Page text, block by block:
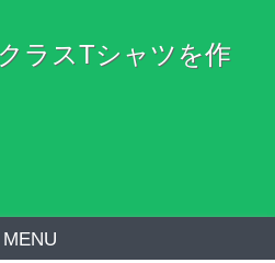
ラスTシャツを作
MENU